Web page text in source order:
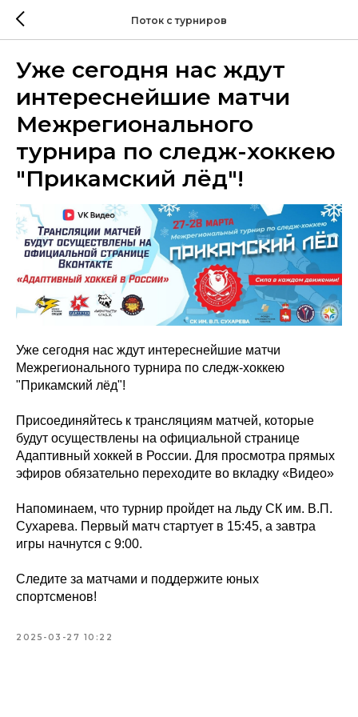
Поток с турниров
Уже сегодня нас ждут
интереснейшие матчи
Межрегионального
турнира по следж-хоккею
"Прикамский лёд"!
Уже сегодня нас ждут интереснейшие матчи
Межрегионального турнира по следж-хоккею
"Прикамский лёд"!
Присоединяйтесь к трансляциям матчей, которые
будут осуществлены на официальной странице
Адаптивный хоккей в России. Для просмотра прямых
эфиров обязательно переходите во вкладку «Видео»
Напоминаем, что турнир пройдет на льду СК им. В.П.
Сухарева. Первый матч стартует в 15:45, а завтра
игры начнутся с 9:00.
Следите за матчами и поддержите юных
спортсменов!
2025-03-27 10:22